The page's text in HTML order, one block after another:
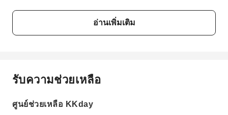
อ่านเพิ่มเติม
รับความช่วยเหลือ
ศูนย์ช่วยเหลือ KKday